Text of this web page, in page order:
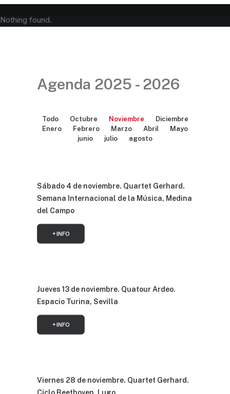
Nothing found.
Agenda 2025 - 2026
Todo Octubre Noviembre
Diciembre
Enero
Febrero Marzo Abril
Mayo
junio
julio agosto
Sábado 4 de noviembre. Quartet Gerhard.
Semana Internacional de la Música, Medina
del Campo
+ INFO
Jueves 13 de noviembre. Quatour Ardeo.
Espacio Turina, Sevilla
+ INFO
Viernes 28 de noviembre. Quartet Gerhard.